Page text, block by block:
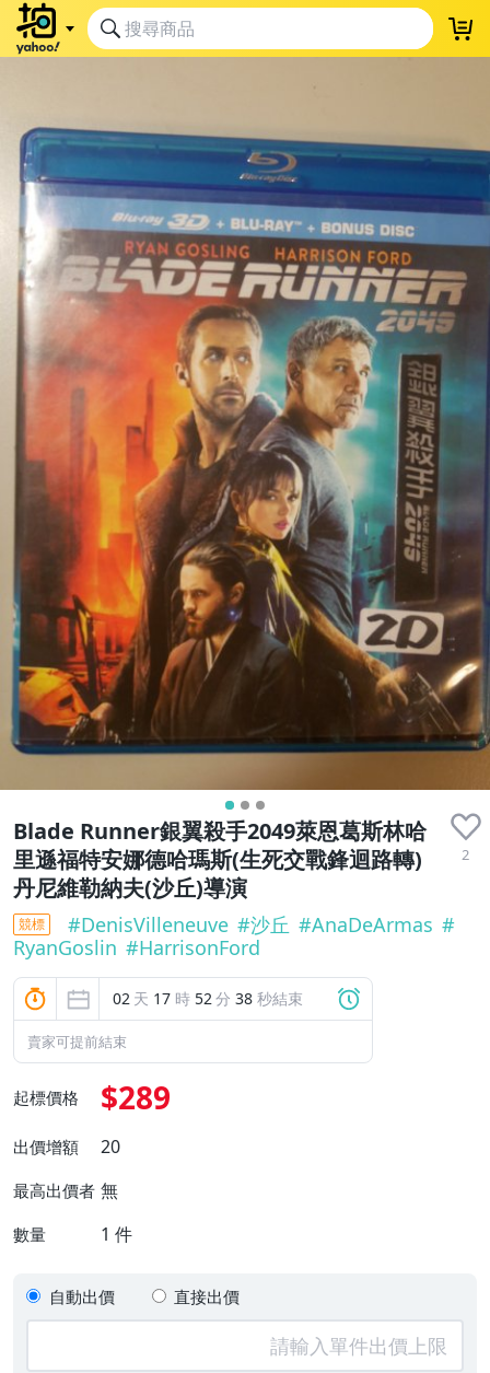
Blade Runner銀翼殺手2049萊恩葛斯林哈
里遜福特安娜德哈瑪斯(生死交戰鋒迴路轉)
丹尼維勒納夫(沙丘)導演
2
競標 #DenisVilleneuve #沙丘 #AnaDeArmas #
RyanGoslin #HarrisonFord
02 天 17 時 52分 36 秒結束
賣家可提前結束
起標價格 $289
出價增額 20
最高出價者 無
數量 1 件
自動出價 直接出價